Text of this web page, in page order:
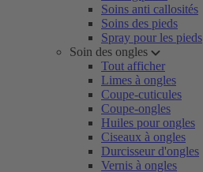
Soins anti callosités
Soins des pieds
Spray pour les pieds
Soin des ongles
Tout afficher
Limes à ongles
Coupe-cuticules
Coupe-ongles
Huiles pour ongles
Ciseaux à ongles
Durcisseur d'ongles
Vernis à ongles